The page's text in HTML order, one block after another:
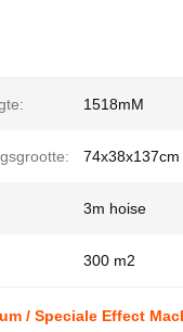
1518mM
74x38x137cm
3m hoise
300 m2
/ Speciale Effect